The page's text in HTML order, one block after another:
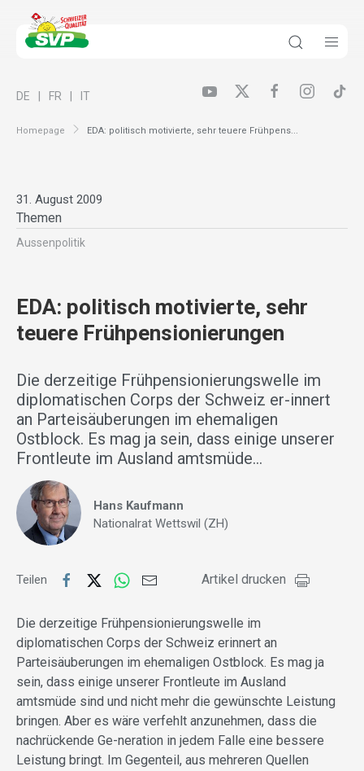
Homepage EDA: politisch motivierte, sehr teuere Frühpens...
DE FR IT
31. August 2009
Themen
Aussenpolitik
EDA: politisch motivierte, sehr
teuere Frühpensionierungen
Die derzeitige Frühpensionierungswelle im
diplomatischen Corps der Schweiz er-innert
an Parteisäuberungen im ehemaligen
Ostblock. Es mag ja sein, dass einige unserer
Frontleute im Ausland amtsmüde…
Hans Kaufmann
Nationalrat Wettswil (ZH)
Teilen Artikel drucken
Die derzeitige Frühpensionierungswelle im
diplomatischen Corps der Schweiz erinnert an
Parteisäuberungen im ehemaligen Ostblock. Es mag ja
sein, dass einige unserer Frontleute im Ausland
amtsmüde sind und nicht mehr die gewünschte Leistung
bringen. Aber es wäre verfehlt anzunehmen, dass die
nachrückende Ge-neration in jedem Falle eine bessere
Leistung bringt. Im Gegenteil, aus mehreren Quellen